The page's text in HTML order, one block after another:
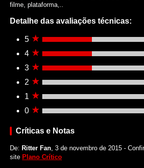
filme, plataforma,..
Detalhe das avaliações técnicas:
5
4
3
2
1
0
Críticas e Notas
De: Ritter Fan , 3 de novembro de 2015 -
site Plano Crítico